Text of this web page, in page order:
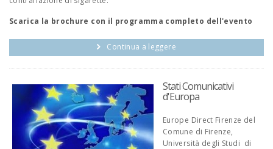
Scarica la brochure con il programma completo dell'evento
Continua a leggere
Stati Comunicativi
d'Europa
Europe Direct Firenze del
Comune di Firenze,
Università degli Studi di